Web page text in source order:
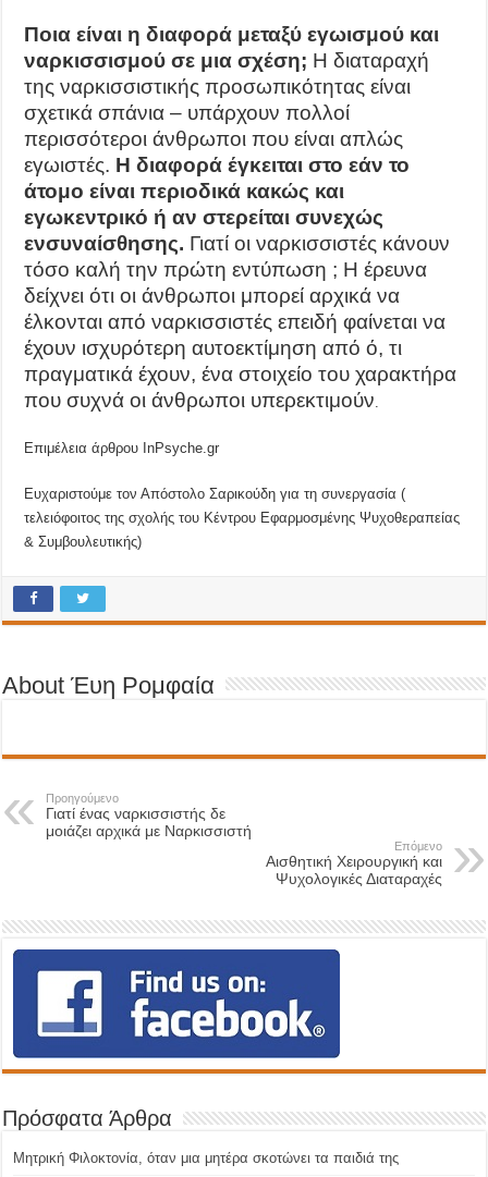
Ποια είναι η διαφορά μεταξύ εγωισμού και
ναρκισσισμού σε μια σχέση; Η διαταραχή
της ναρκισσιστικής προσωπικότητας είναι
σχετικά σπάνια – υπάρχουν πολλοί
περισσότεροι άνθρωποι που είναι απλώς
εγωιστές. Η διαφορά έγκειται στο εάν το
άτομο είναι περιοδικά κακώς και
εγωκεντρικό ή αν στερείται συνεχώς
ενσυναίσθησης. Γιατί οι ναρκισσιστές κάνουν
τόσο καλή την πρώτη εντύπωση ; Η έρευνα
δείχνει ότι οι άνθρωποι μπορεί αρχικά να
έλκονται από ναρκισσιστές επειδή φαίνεται να
έχουν ισχυρότερη αυτοεκτίμηση από ό, τι
πραγματικά έχουν, ένα στοιχείο του χαρακτήρα
που συχνά οι άνθρωποι υπερεκτιμούν
Επιμέλεια άρθρου InPsyche.gr
Ευχαριστούμε τον Απόστολο Σαρικούδη για τη συνεργασία (
τελειόφοιτος της σχολής του Κέντρου Εφαρμοσμένης Ψυχοθεραπείας
& Συμβουλευτικής)
About Έυη Ρομφαία
Προηγούμενο
Γιατί ένας ναρκισσιστής δε
μοιάζει αρχικά με Ναρκισσιστή
Επόμενο
Αισθητική Χειρουργική και
Ψυχολογικές Διαταραχές
Πρόσφατα Άρθρα
Μητρική Φιλοκτονία, όταν μια μητέρα σκοτώνει τα παιδιά της